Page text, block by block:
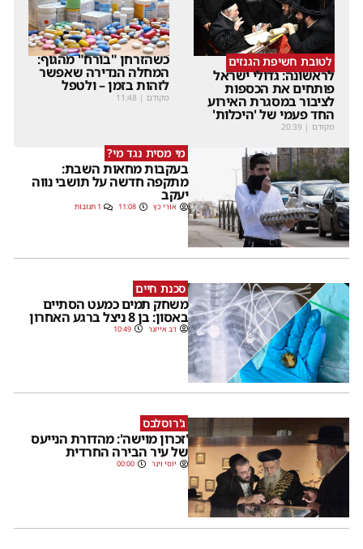
לטובת חשיפת הגנזים
לראשונה: גדולי ישראל
פותחים את הכספות
לציבור במסגרת האירוע
החד פעמי של 'היכלות'
מקודם |
20:39
כשהזרחן "בורח" מהגוף:
המחלה הנדירה שאפשר
לזהות בזמן – ולטפל
מקודם |
11:48
מי מסית נגד מי?
בעקבות מחאות השבת:
מתקפה חדשה על תושבי נווה
יעקב
אורי כץ 11:08 1 תגובות
סכנת חיים
משחק תמים כמעט הסתיים
באסון: בן 8 ניצל ברגע האחרון
דב אייזנר 10:49
ג'רוסלבס
'זכרון מוישה': מהדורת הנייעס
של עיר הבירה החרדית
יוסי וינר 00:00